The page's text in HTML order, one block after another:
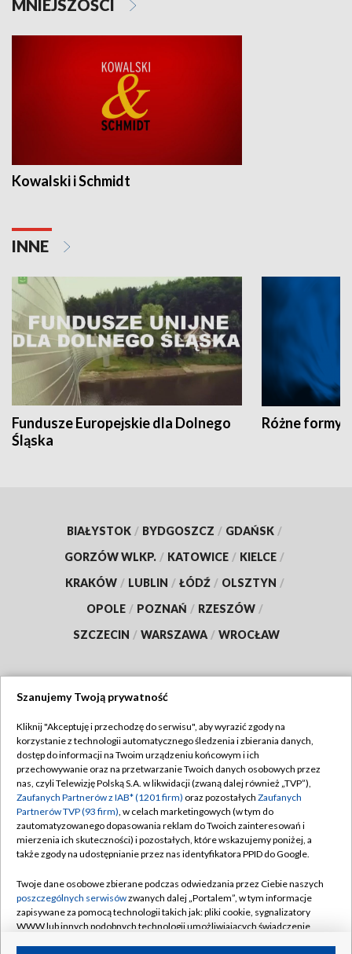
MNIEJSZOŚCI
Kowalski i Schmidt
INNE
Fundusze Europejskie dla Dolnego
Śląska
Różne formy
BIAŁYSTOK / BYDGOSZCZ / GDAŃSK /
GORZÓW WLKP. / KATOWICE / KIELCE /
KRAKÓW / LUBLIN / ŁÓDŹ / OLSZTYN /
OPOLE / POZNAŃ / RZESZÓW /
SZCZECIN / WARSZAWA / WROCŁAW
TVP
Abonament TVP
Emisja w TVP
Centrum informacji TVP
Naziemna Telewizja Cyfrowa
Rada Programowa
System NOS
Informacje o nadawcy
Regulamin TVP
Polityka prywatności
Moje zgody
Pomoc
Kontakt
Kanały
Szanujemy Twoją prywatność
Kliknij "Akceptuję i przechodzę do serwisu", aby wyrazić zgody na
korzystanie z technologii automatycznego śledzenia i zbierania danych,
dostęp do informacji na Twoim urządzeniu końcowym i ich
przechowywanie oraz na przetwarzanie Twoich danych osobowych przez
nas, czyli Telewizję Polską S.A. w likwidacji (zwaną dalej również „TVP”),
Zaufanych Partnerów z IAB* (1201 firm) oraz pozostałych Zaufanych
Partnerów TVP (93 firm), w celach marketingowych (w tym do
zautomatyzowanego dopasowania reklam do Twoich zainteresowań i
mierzenia ich skuteczności) i pozostałych, które wskazujemy poniżej, a
także zgody na udostępnianie przez nas identyfikatora PPID do Google.
Twoje dane osobowe zbierane podczas odwiedzania przez Ciebie naszych
poszczególnych serwisówzwanych dalej „Portalem”, w tym informacje
zapisywane za pomocą technologii takich jak: pliki cookie, sygnalizatory
WWW lub innych podobnych technologii umożliwiających świadczenie